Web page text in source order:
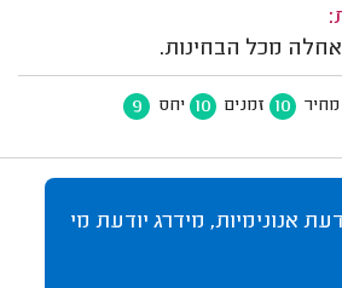
מכל הבחינות.
מחיר 10 זמנים 10 יחס 9
אנונימיות, מידרג יודעת מי